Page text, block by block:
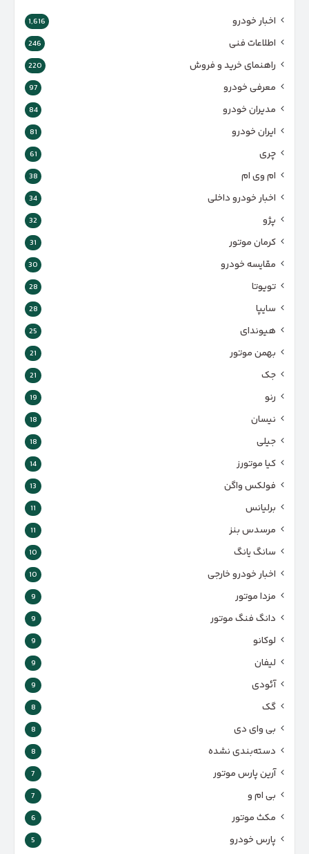
اخبار خودرو 1,616
اطلاعات فنی 246
راهنمای خرید و فروش 220
معرفی خودرو 97
مدیران خودرو 84
ایران خودرو 81
چری 61
ام وی ام 38
اخبار خودرو داخلی 34
پژو 32
کرمان موتور 31
مقایسه خودرو 30
تویوتا 28
سایپا 28
هیوندای 25
بهمن موتور 21
جک 21
رنو 19
نیسان 18
جیلی 18
کیا موتورز 14
فولکس واگن 13
برلیانس 11
مرسدس بنز 11
سانگ یانگ 10
اخبار خودرو خارجی 10
مزدا موتور 9
دانگ فنگ موتور 9
لوکانو 9
لیفان 9
آئودی 9
گک 8
بی وای دی 8
دسته‌بندی نشده 8
آرین پارس موتور 7
بی ام و 7
مکث موتور 6
پارس‌ خودرو 5